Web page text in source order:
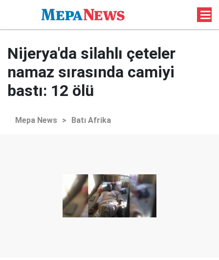
Nijerya'da silahlı çeteler
namaz sırasında camiyi
bastı: 12 ölü
Mepa News > Batı Afrika